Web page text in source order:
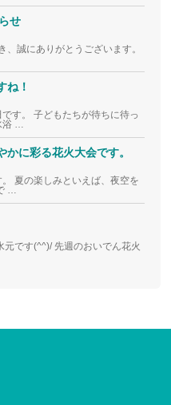
せ
誠にありがとうございます。
ね！
す。 子どもたちが待ちに待っ
浴 …
に彩る花火大会です。
夏の楽しみといえば、夜空を
…
です(^^)/ 先週のおいでん花火